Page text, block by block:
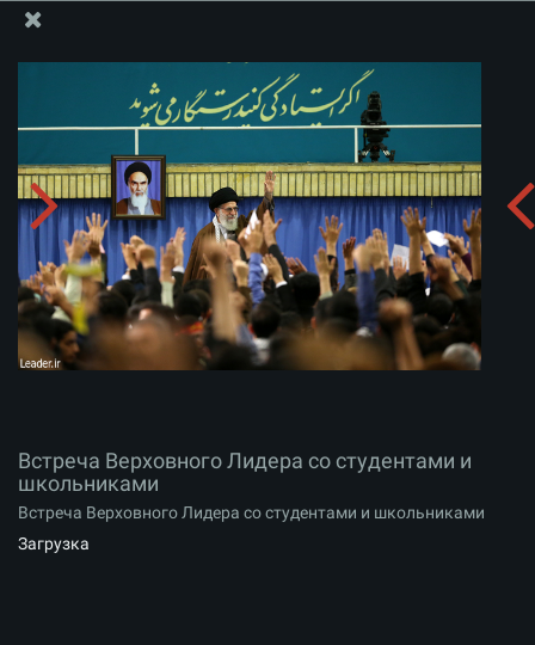
Встреча Верховного Лидера со студентами и
школьниками
Скачать альбом:
Встреча Верховного Лидера со студентами и
школьниками
Встреча Верховного Лидера со студентами и школьниками
Загрузка